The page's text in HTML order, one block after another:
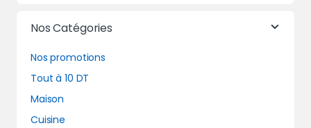
Nos Catégories
Nos promotions
Tout à 10 DT
Maison
Cuisine